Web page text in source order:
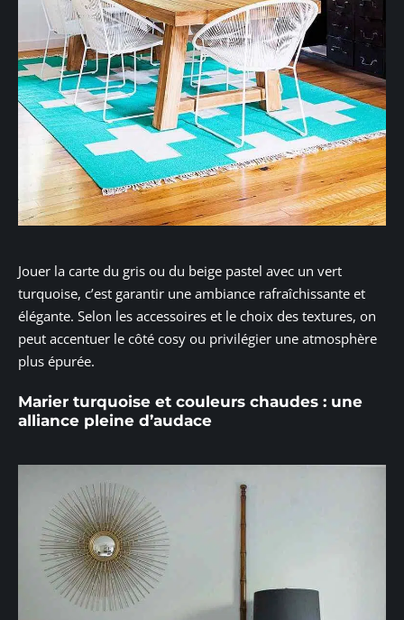
Jouer la carte du gris ou du beige pastel avec un vert
turquoise, c’est garantir une ambiance rafraîchissante et
élégante. Selon les accessoires et le choix des textures, on
peut accentuer le côté cosy ou privilégier une atmosphère
plus épurée.
Marier turquoise et couleurs chaudes : une
alliance pleine d’audace